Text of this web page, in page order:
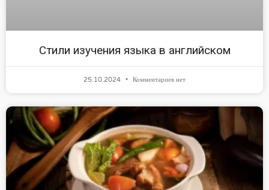
Стили изучения языка в английском
25.10.2024 Комментариев нет